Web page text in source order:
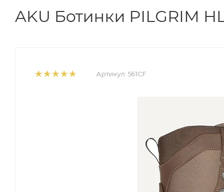
AKU Ботинки PILGRIM
Артикул: 561CF